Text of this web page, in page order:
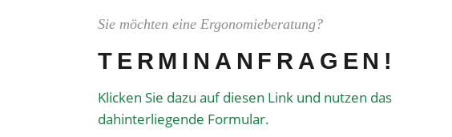
Sie möchten eine Ergonomieberatung?
TERMINANFRAGEN!
Klicken Sie dazu auf diesen Link und nutzen das
dahinterliegende Formular.